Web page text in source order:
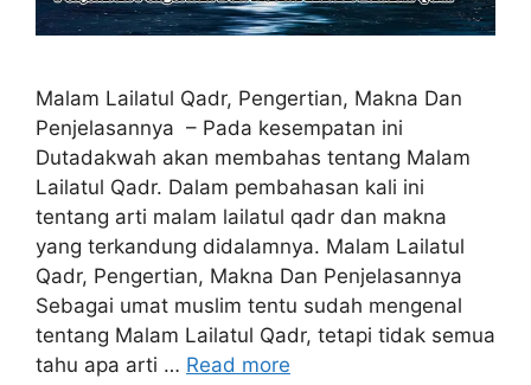
Malam Lailatul Qadr, Pengertian, Makna Dan
Penjelasannya – Pada kesempatan ini
Dutadakwah akan membahas tentang Malam
Lailatul Qadr. Dalam pembahasan kali ini
tentang arti malam lailatul qadr dan makna
yang terkandung didalamnya. Malam Lailatul
Qadr, Pengertian, Makna Dan Penjelasannya
Sebagai umat muslim tentu sudah mengenal
tentang Malam Lailatul Qadr, tetapi tidak semua
tahu apa arti … Read more